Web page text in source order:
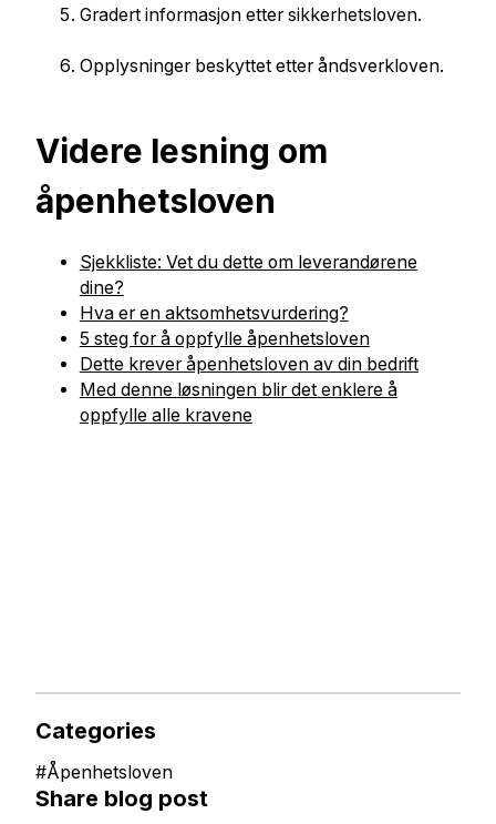
Gradert informasjon etter sikkerhetsloven.
Opplysninger beskyttet etter åndsverkloven.
Videre lesning om
åpenhetsloven
Sjekkliste: Vet du dette om leverandørene
dine?
Hva er en aktsomhetsvurdering?
5 steg for å oppfylle åpenhetsloven
Dette krever åpenhetsloven av din bedrift
Med denne løsningen blir det enklere å
oppfylle alle kravene
Categories
#Åpenhetsloven
Share blog post